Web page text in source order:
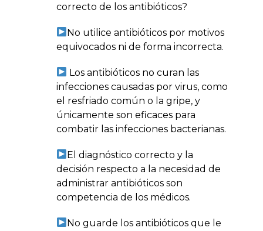
correcto de los antibióticos?
No utilice antibióticos por motivos
equivocados ni de forma incorrecta.
Los antibióticos no curan las
infecciones causadas por virus, como
el resfriado común o la gripe, y
únicamente son eficaces para
combatir las infecciones bacterianas.
El diagnóstico correcto y la
decisión respecto a la necesidad de
administrar antibióticos son
competencia de los médicos.
No guarde los antibióticos que le